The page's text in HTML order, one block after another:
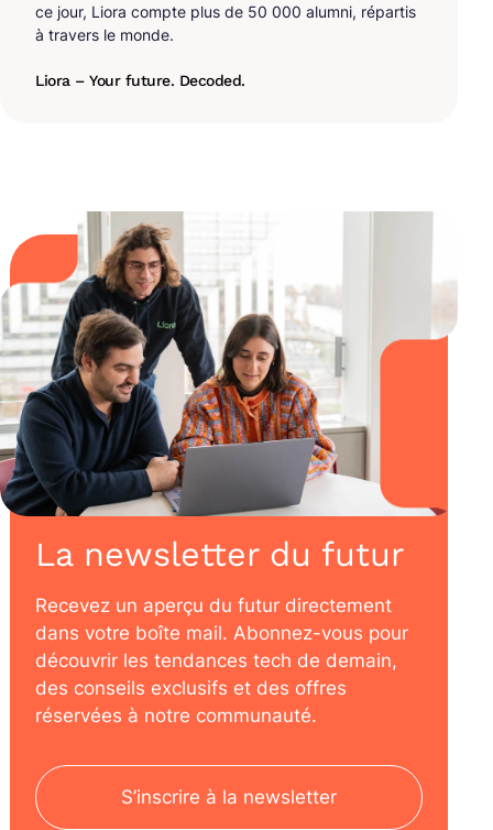
ce jour, Liora compte plus de 50 000 alumni, répartis
à travers le monde.
Liora – Your future. Decoded.
La newsletter du futur
Recevez un aperçu du futur directement
dans votre boîte mail. Abonnez-vous pour
découvrir les tendances tech de demain,
des conseils exclusifs et des offres
réservées à notre communauté.
S’inscrire à la newsletter